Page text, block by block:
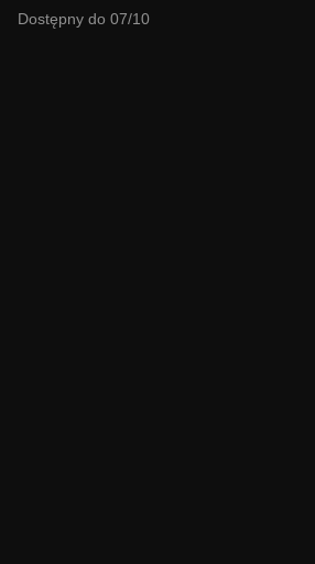
Dostępny do 07/10